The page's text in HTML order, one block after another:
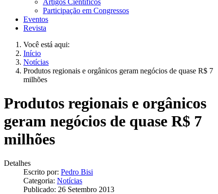
Artigos Científicos
Participação em Congressos
Eventos
Revista
Você está aqui:
Início
Notícias
Produtos regionais e orgânicos geram negócios de quase R$ 7
milhões
Produtos regionais e orgânicos
geram negócios de quase R$ 7
milhões
Detalhes
Escrito por: Pedro Bisi
Categoria: Notícias
Publicado: 26 Setembro 2013